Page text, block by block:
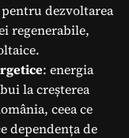
dezvoltarea
regenerabile,
: energia
la creșterea
ceea ce
dependența de